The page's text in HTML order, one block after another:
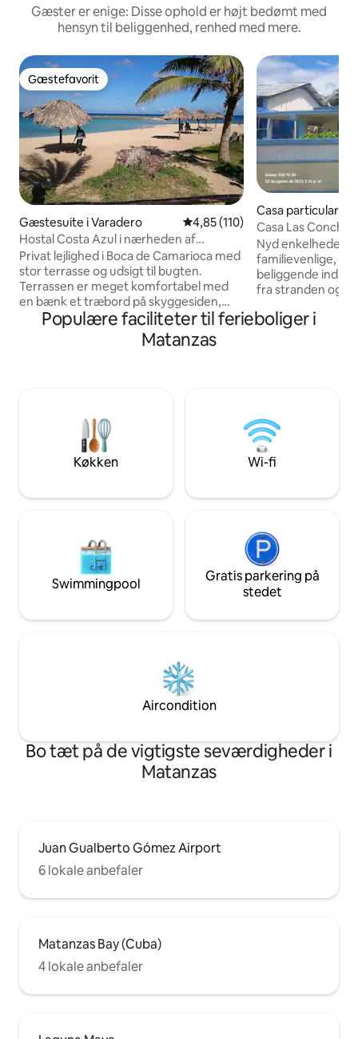
Gæster er enige: Disse ophold er højt bedømt med
hensyn til beliggenhed, renhed med mere.
Gæstefavorit
Gæstefavorit
Gæstesuite i Varadero 4,85 ud af 5 i gennemsnitlig
4,85 (110)
Hostal Costa Azul i nærheden af
Varadero til den bedste pris
Privat lejlighed i Boca de Camarioca med
stor terrasse og udsigt til bugten.
Terrassen er meget komfortabel med
en bænk et træbord på skyggesiden,
også to strandstole til at tage solen.
Hovedstrand 300 meter nær. Her vil du
nyde vores tropiske klima og få
eller snorkling. Nem 10 minutters kørsel
til Varadero eller 25 til Matanzas.
Casa particular i
Casa Las Conchas
Nyd enkelheden
familievenlige,
beliggende
fra stranden og
slappe af og
Du vil altid have
og hjælp.
Populære faciliteter til ferieboliger i
Matanzas
Køkken Wi-fi
Swimmingpool
Gratis parkering på
stedet
Aircondition
Bo tæt på de vigtigste seværdigheder i
Matanzas
Juan Gualberto Gómez Airport
6 lokale anbefaler
Matanzas Bay (Cuba)
4 lokale anbefaler